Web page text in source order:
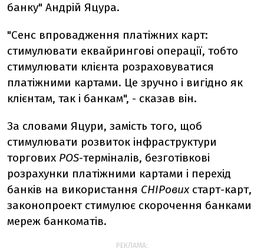
банку" Андрій Яцура.
"Сенс впровадження платіжних карт:
стимулювати еквайрингові операції, тобто
стимулювати клієнта розраховуватися
платіжними картами. Це зручно і вигідно як
клієнтам, так і банкам", - сказав він.
За словами Яцури, замість того, щоб
стимулювати розвиток інфраструктури
торгових POS-терміналів, безготівкові
розрахунки платіжними картами і перехід
банків на використання CHIPових старт-карт,
законопроект стимулює скорочення банками
мереж банкоматів.
РЕКЛАМА: